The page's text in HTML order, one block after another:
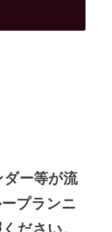
ー等が流
プランニ